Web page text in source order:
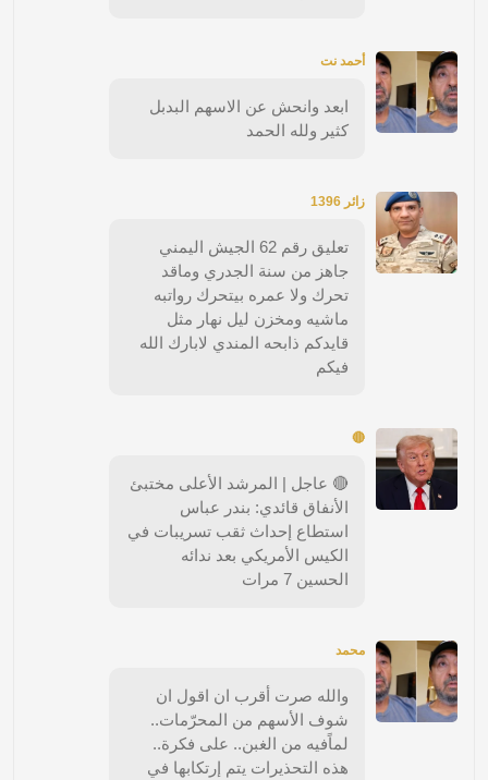
أحمد نت
ابعد وانحش عن الاسهم البدبل
كثير ولله الحمد
زائر 1396
تعليق رقم 62 الجيش اليمني
جاهز من سنة الجدري وماقد
تحرك ولا عمره بيتحرك رواتبه
ماشيه ومخزن ليل نهار مثل
قايدكم ذابحه المندي لابارك الله
فيكم
🔴
🔴 عاجل | المرشد الأعلى مختبئ
الأنفاق قائدي: بندر عباس
استطاع إحداث ثقب تسريبات في
الكيس الأمريكي بعد ندائه
الحسين 7 مرات
محمد
والله صرت أقرب ان اقول ان
شوف الأسهم من المحرّمات..
لماًفيه من الغبن.. على فكرة..
هذه التحذيرات يتم إرتكابها في